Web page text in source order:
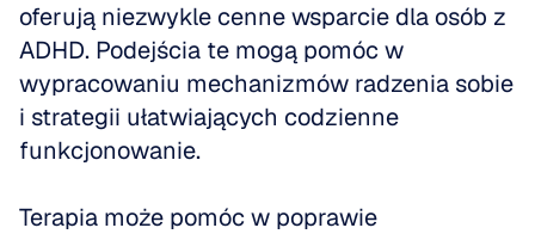
oferują niezwykle cenne wsparcie dla osób z
ADHD. Podejścia te mogą pomóc w
wypracowaniu mechanizmów radzenia sobie
i strategii ułatwiających codzienne
funkcjonowanie.
Terapia może pomóc w poprawie